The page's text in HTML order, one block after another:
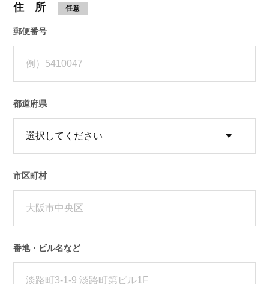
住 所 任意
郵便番号
都道府県
市区町村
番地・ビル名など